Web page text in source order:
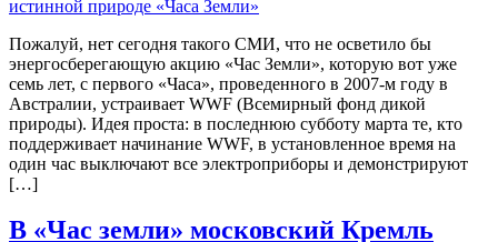
Пожалуй, нет сегодня такого СМИ, что не осветило бы
энергосберегающую акцию «Час Земли», которую вот уже
семь лет, с первого «Часа», проведенного в 2007-м году в
Австралии, устраивает WWF (Всемирный фонд дикой
природы). Идея проста: в последнюю субботу марта те, кто
поддерживает начинание WWF, в установленное время на
один час выключают все электроприборы и демонстрируют
[…]
В «Час земли» московский Кремль